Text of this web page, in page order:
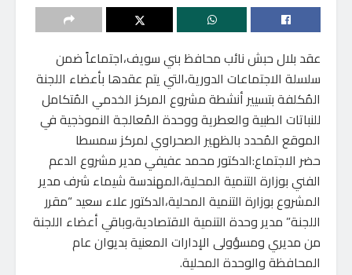
عقد بلال حبش نائب محافظ بني سويف،اجتماعاً ضمن
سلسلة الاجتماعات الدورية،التي يتم عقدها بأعضاء اللجنة
المُكلفة بتسيير أنشطة مشروع المركز الخدمي المُتكامل
للنباتات الطبية والعطرية ووحدة المُعالجة النموذجية في
الموقع المُحدد بالظهير الصحراوي لمركز سمسطا
حضر الاجتماع:الدكتور محمد عفيفي مدير مشروع الدعم
الفني بوزارة التنمية المحلية،المهندسة شيماء شرف مدير
المشروع بوزارة التنمية المحلية،الدكتور علاء سعيد “مقرر
اللجنة” مدير وحدة التنمية الاقتصادية،وباقي أعضاء اللجنة
من مديري ومسؤولى الإدارات المعنية بديوان عام
المحافظة والوحدة المحلية.